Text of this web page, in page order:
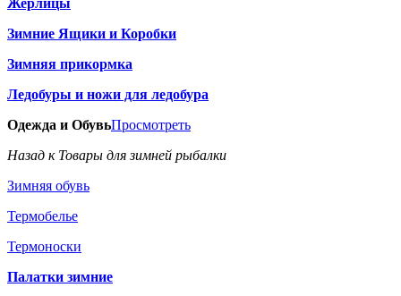
Жерлицы
Зимние Ящики и Коробки
Зимняя прикормка
Ледобуры и ножи для ледобура
Одежда и ОбувьПросмотреть
Назад к Товары для зимней рыбалки
Зимняя обувь
Термобелье
Термоноски
Палатки зимние